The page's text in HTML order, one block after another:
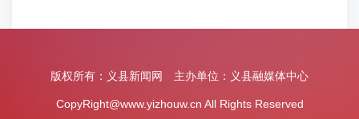
版权所有：义县新闻网 主办单位：义县融媒体中心
CopyRight@www.yizhouw.cn All Rights Reserved